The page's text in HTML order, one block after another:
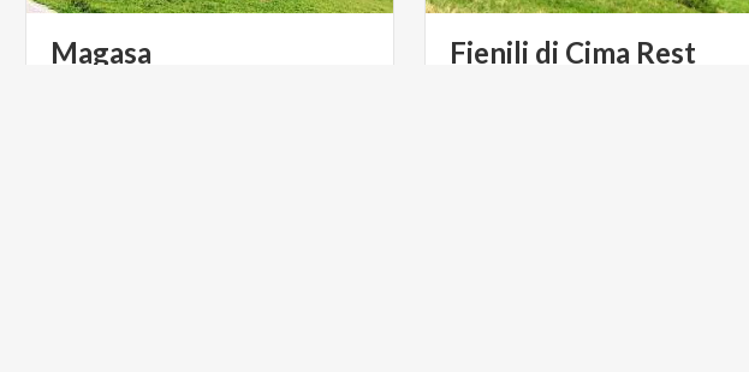
Magasa Fienili di Cima Rest